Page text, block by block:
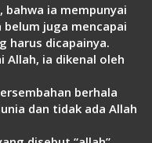
bahwa ia mempunyai
belum juga mencapai
harus dicapainya.
Allah, ia dikenal oleh
berhala
dan tidak ada Allah